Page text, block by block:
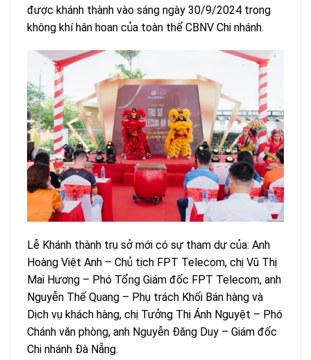
được khánh thành vào sáng ngày 30/9/2024 trong
không khí hân hoan của toàn thể CBNV Chi nhánh.
Lễ Khánh thành trụ sở mới có sự tham dự của: Anh
Hoàng Việt Anh – Chủ tịch FPT Telecom, chị Vũ Thị
Mai Hương – Phó Tổng Giám đốc FPT Telecom, anh
Nguyễn Thế Quang – Phụ trách Khối Bán hàng và
Dịch vụ khách hàng, chị Tưởng Thị Ánh Nguyệt – Phó
Chánh văn phòng, anh Nguyễn Đăng Duy – Giám đốc
Chi nhánh Đà Nẵng.